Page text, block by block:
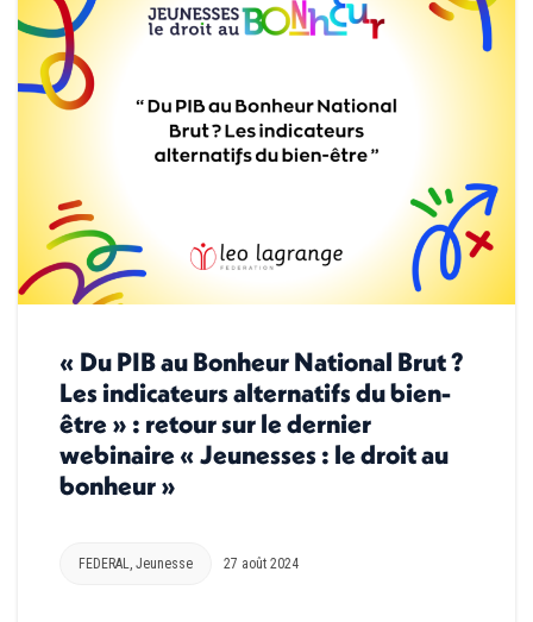
« Du PIB au Bonheur National Brut ?
Les indicateurs alternatifs du bien-
être » : retour sur le dernier
webinaire « Jeunesses : le droit au
bonheur »
FEDERAL Jeunesse 27 août 2024